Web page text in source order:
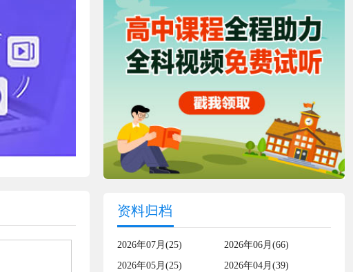
资料归档
2026年07月(25)
2026年06月(66)
2026年05月(25)
2026年04月(39)